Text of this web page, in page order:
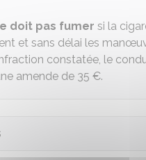
doit pas fumer si la
et sans délai les
constatée, le
amende de 35 €.